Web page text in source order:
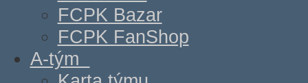
FCPK Bazar
FCPK FanShop
A-tým